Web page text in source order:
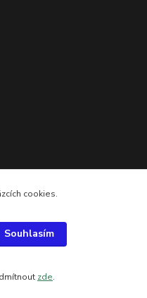
chráněny autorským právem
cookies.
Souhlasím
zde.